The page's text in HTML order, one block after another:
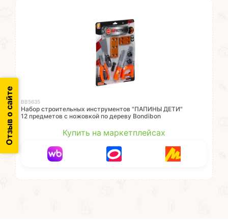
ВВ5635
Набор строительных инструментов "ПАПИНЫ ДЕТИ"
12 предметов с ножовкой по дереву Bondibon
Купить на маркетплейсах
Отзыв о сайте